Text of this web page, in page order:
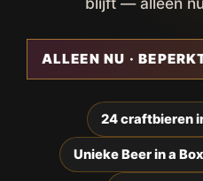
ALLEEN NU ·
24 craftbieren
Unieke Beer in a